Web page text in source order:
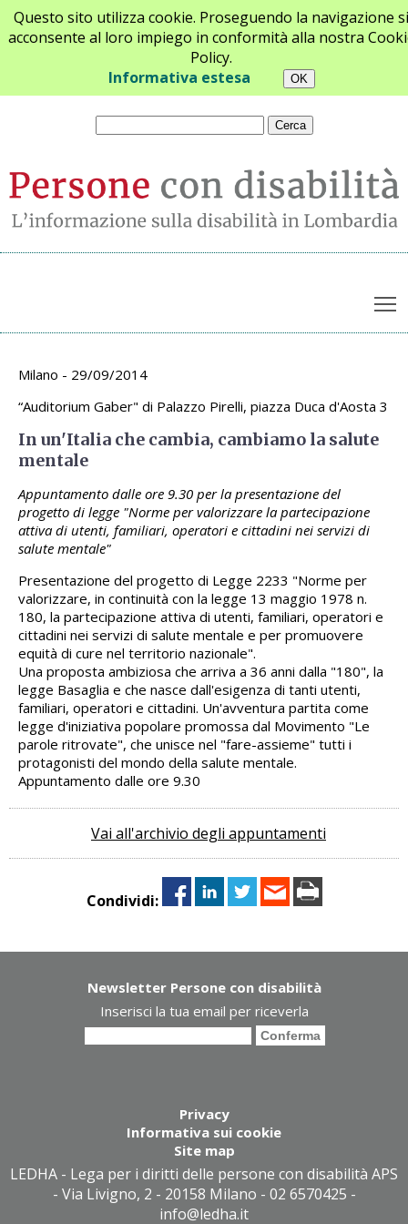
Questo sito utilizza cookie. Proseguendo la navigazione si
acconsente al loro impiego in conformità alla nostra
Policy.
Informativa estesa
Chi siamo Newsletter Contatti
Archivio appuntamenti
Milano - 29/09/2014
“Auditorium Gaber" di Palazzo Pirelli, piazza Duca d'Aosta 3
In un'Italia che cambia, cambiamo la salute
mentale
Appuntamento dalle ore 9.30 per la presentazione del
progetto di legge "Norme per valorizzare la partecipazione
attiva di utenti, familiari, operatori e cittadini nei servizi di
salute mentale"
Presentazione del progetto di Legge 2233 "Norme per
valorizzare, in continuità con la legge 13 maggio 1978 n.
180, la partecipazione attiva di utenti, familiari, operatori e
cittadini nei servizi di salute mentale e per promuovere
equità di cure nel territorio nazionale".
Una proposta ambiziosa che arriva a 36 anni dalla "180", la
legge Basaglia e che nasce dall'esigenza di tanti utenti,
familiari, operatori e cittadini. Un'avventura partita come
legge d'iniziativa popolare promossa dal Movimento "Le
parole ritrovate", che unisce nel "fare-assieme" tutti i
protagonisti del mondo della salute mentale.
Appuntamento dalle ore 9.30
Vai all'archivio degli appuntamenti
Condividi:
Newsletter Persone con disabilità
Inserisci la tua email per riceverla
Privacy
Informativa sui cookie
Site map
LEDHA - Lega per i diritti delle persone con disabilità APS
- Via Livigno, 2 - 20158 Milano - 02 6570425 -
info@ledha.it